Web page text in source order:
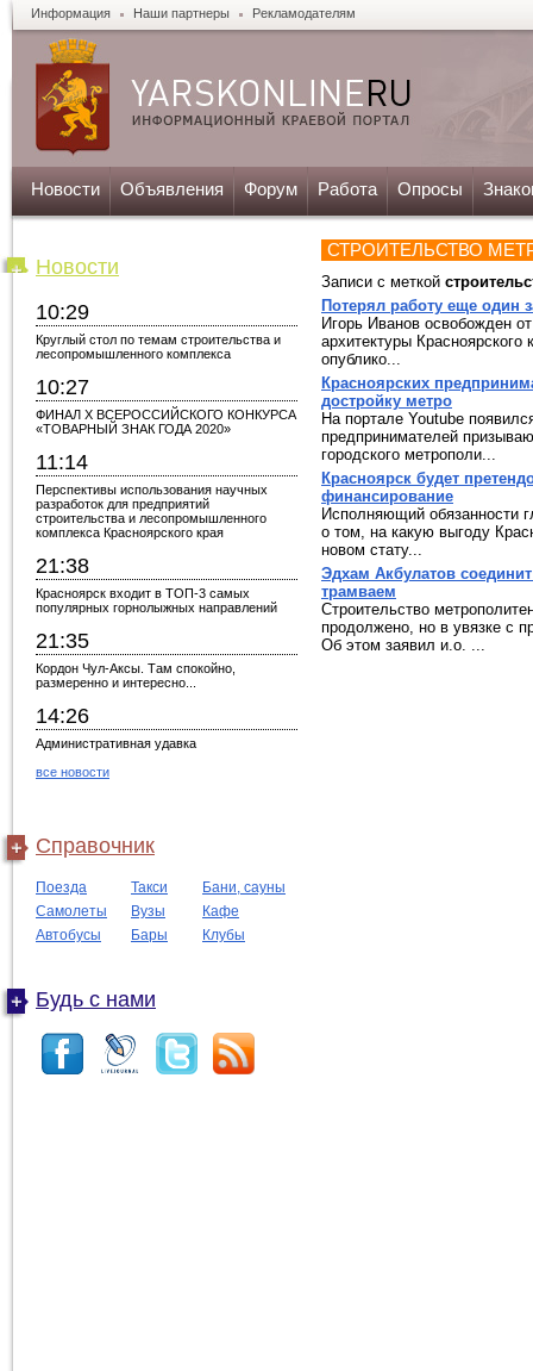
Информация Наши партнеры Рекламодателям
Новости Объявления Форум Работа Опросы
Новости
10:29
Круглый стол по темам строительства и
лесопромышленного комплекса
10:27
ФИНАЛ X ВСЕРОССИЙСКОГО КОНКУРСА
«ТОВАРНЫЙ ЗНАК ГОДА 2020»
11:14
Перспективы использования научных
разработок для предприятий
строительства и лесопромышленного
комплекса Красноярского края
21:38
Красноярск входит в ТОП-3 самых
популярных горнолыжных направлений
21:35
Кордон Чул-Аксы. Там спокойно,
размеренно и интересно...
14:26
Административная удавка
все новости
Справочник
Поезда Такси
Бани, сауны
Самолеты
Вузы
Кафе
Автобусы
Бары Клубы
Будь с нами
СТРОИТЕЛЬСТВО
Записи с меткой
Потерял работу еще один
Игорь Иванов освобожден
архитектуры
опублико...
Красноярских
достройку метро
На портале Youtube
предпринимателей
городского метрополи...
Красноярск будет
финансирование
Исполняющий обязанности
о том, на какую выгоду
новом стату...
Эдхам Акбулатов
трамваем
Строительство
продолжено, но в увязке с
Об этом заявил и.о. ...